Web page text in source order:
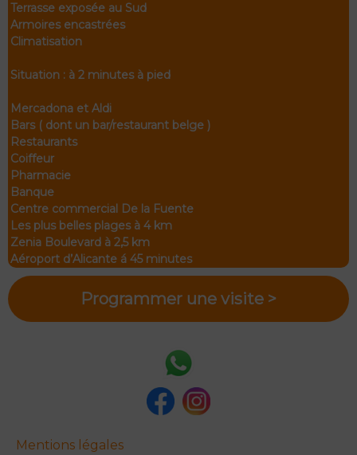
Terrasse exposée au Sud
Armoires encastrées
Climatisation
Situation : à 2 minutes à pied
Mercadona et Aldi
Bars ( dont un bar/restaurant belge )
Restaurants
Coiffeur
Pharmacie
Banque
Centre commercial De la Fuente
Les plus belles plages à 4 km
Zenia Boulevard à 2,5 km
Aéroport d’Alicante á 45 minutes
Programmer une visite >
Mentions légales